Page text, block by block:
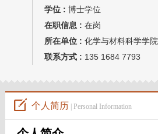
学位 : 博士学位
在职信息 : 在岗
所在单位 : 化学与材料科学学院
联系方式 : 135 1684 7793
个人简历 | Personal Information